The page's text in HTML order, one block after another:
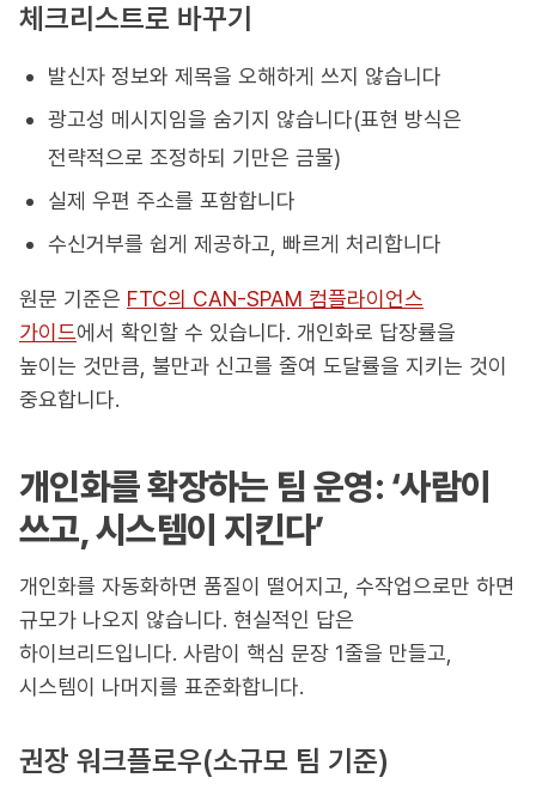
체크리스트로 바꾸기
발신자 정보와 제목을 오해하게 쓰지 않습니다
광고성 메시지임을 숨기지 않습니다(표현 방식은
전략적으로 조정하되 기만은 금물)
실제 우편 주소를 포함합니다
수신거부를 쉽게 제공하고, 빠르게 처리합니다
원문 기준은 FTC의 CAN-SPAM 컴플라이언스
가이드에서 확인할 수 있습니다. 개인화로 답장률을
높이는 것만큼, 불만과 신고를 줄여 도달률을 지키는 것이
중요합니다.
개인화를 확장하는 팀 운영: ‘사람이
쓰고, 시스템이 지킨다’
개인화를 자동화하면 품질이 떨어지고, 수작업으로만 하면
규모가 나오지 않습니다. 현실적인 답은
하이브리드입니다. 사람이 핵심 문장 1줄을 만들고,
시스템이 나머지를 표준화합니다.
권장 워크플로우(소규모 팀 기준)